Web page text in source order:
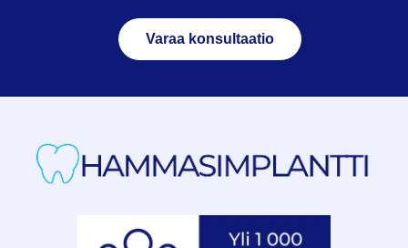
Varaa konsultaatio